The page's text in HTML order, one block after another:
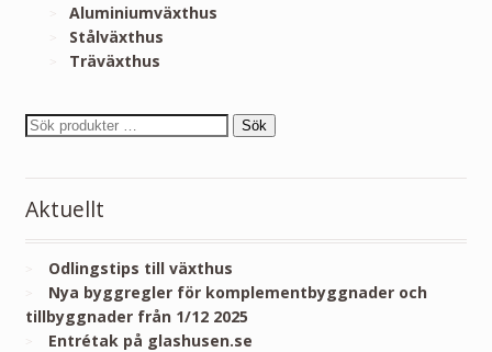
Aluminiumväxthus
Stålväxthus
Träväxthus
Sök
Aktuellt
Odlingstips till växthus
Nya byggregler för komplementbyggnader och
tillbyggnader från 1/12 2025
Entrétak på glashusen.se